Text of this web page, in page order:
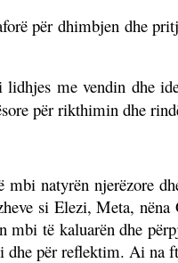
për dhimbjen dhe
me vendin dhe
për rikthimin dhe
natyrën njerëzore
si Elezi, Meta,
të kaluarën dhe
për reflektim. Ai na